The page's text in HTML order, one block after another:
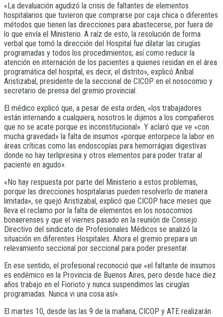
«La devaluación agudizó la crisis de faltantes de elementos
hospitalarios que tuvieron que comprarse por caja chica o diferentes
métodos que tienen las direcciones para abastecerse, por fuera de
lo que envía el Ministerio. A raíz de esto, la resolución de forma
verbal que tomó la dirección del Hospital fue dilatar las cirugías
programadas y todos los procedimientos; así como reducir la
atención en internación de los pacientes a quienes residan en el área
programática del hospital, es decir, el distrito», explicó Aníbal
Aristizabal, presidente de la seccional de CICOP en el nosocomio y
secretario de prensa del gremio provincial.
El médico explicó que, a pesar de esta orden, «los trabajadores
están internando a cualquiera, nosotros le dijimos a los compañeros
que no se acate porque es inconstitucional». Y aclaró que ve «con
mucha gravedad» la falta de insumos «porque entorpece la labor en
áreas críticas como las endoscopías para hemorrágias digestivas
donde no hay terlipresina y otros elementos para poder tratar al
paciente en agudo».
«No hay respuesta por parte del Ministerio a estos problemas,
porque las direcciones hospitalarias pueden resolverlo de manera
limitada», se quejó Aristizabal, explicó que CICOP hace meses que
lleva el reclamo por la falta de elementos en los nosocomios
bonaerenses y que el viernes pasado en la reunión de Consejo
Directivo del sindicato de Profesionales Médicos se analizó la
situación en diferentes Hospitales. Ahora el gremio prepara un
relevamiento seccional por seccional para poder presentar.
En ese sentido, el profesional reconoció que «el faltante de insumos
es endémico en la Provincia de Buenos Aires, pero desde hace diez
años trabajo en el Fiorioto y nunca suspendimos las cirugías
programadas. Nunca vi una cosa así».
El martes 10, desde las las 9 de la mañana, CICOP y ATE realizarán